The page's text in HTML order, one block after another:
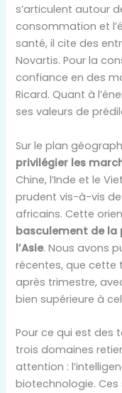
s’articulent autour
consommation et
santé, il cite des
Novartis. Pour la
confiance en des
Ricard. Quant à
ses valeurs de
Sur le plan
privilégier les
Chine, l’Inde et le
prudent vis-à-vis
africains. Cette
basculement de la
l’Asie. Nous avons
récentes, que cette
après trimestre,
bien supérieure à
Pour ce qui est des
trois domaines
attention :
biotechnologie.